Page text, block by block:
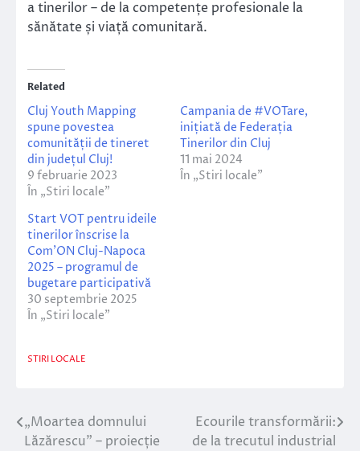
a tinerilor – de la competențe profesionale la
sănătate și viață comunitară.
Related
Cluj Youth Mapping
spune povestea
comunității de tineret
din județul Cluj!
9 februarie 2023
În „Stiri locale”
Campania de #VOTare,
inițiată de Federația
Tinerilor din Cluj
11 mai 2024
În „Stiri locale”
Start VOT pentru ideile
tinerilor înscrise la
Com’ON Cluj-Napoca
2025 – programul de
bugetare participativă
30 septembrie 2025
În „Stiri locale”
STIRI LOCALE
Navigare
„Moartea domnului
Lăzărescu” – proiecție
Ecourile transformării:
de la trecutul industrial